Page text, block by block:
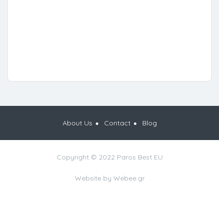
About Us Contact Blog
Copyright © 2022 Paros Best EU
Website by Webee.gr